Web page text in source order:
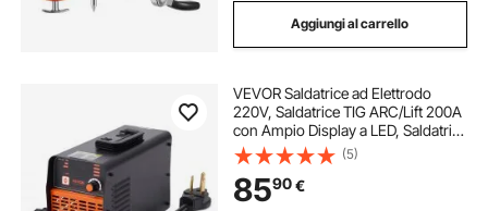
Aggiungi al carrello
VEVOR Saldatrice ad Elettrodo
220V, Saldatrice TIG ARC/Lift 200A
con Ampio Display a LED, Saldatrice
ad Elettrodo Portatile 2 in 1 con Hot
Start Arc Force Anti-Stick VRD,
Saldatore ad Arco MMA
(5)
8590€